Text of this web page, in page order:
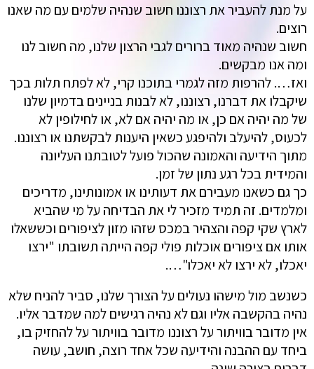
על מנת להעביר את רצוננו חשוב שנהיה שלמים עם מה שאנו
רוצים.
חשוב שנהיה מאוד ברורים לגבי הרצון שלנו, מה חשוב לנו
ומה אנו מבקשים.
ואז…. להרפות מזה לגמרי בתוכנו קרי, לא לפתח תלות בכך
שיקבלו את דברנו, רצוננו, לא לבנות בניינים בדמיון שלנו
של מה יהיה אם כן, או מה יהיה אם לא, או לחילופין לא
לכעוס, להיעלב ולהיפגע כשאין היענות לבקשתנו או רצוננו.
מתוך הידיעה והאמונה שהכול פועל לטובתנו העליונה
והמידית בכל רגע נתון של זמן.
כך גם כשאנו מעבירם את דעותינו או אמונותינו, מדריכים
ומלמדים. זה תמיד מזכיר לי את הבדיחה על מי שהביא
לארץ שקי קפה והצהיר במכס שזהו מזון לציפורים וכששאלו
אותו אם ציפורים אוכלות פולי קפה הייתה תשובתו "ירצו
יאכלו, לא ירצו לא יאכלו"….
כשנשב מול מישהו נעולים על הצורך שלנו, סביר להניח שלא
נהיה בהקשבה אליו וגם לא נהיה רגישים למה שמדבר אליו.
אין מדובר בוויתור על רצוננו מדובר בוויתור על להחזיק בו,
ביחד עם ההבנה והידיעה שכל אחד רוצה, חושב, עושה